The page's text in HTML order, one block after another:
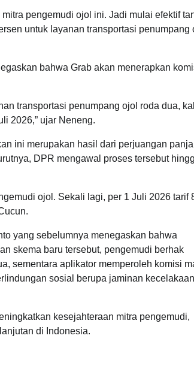
pengemudi ojol ini. Jadi mulai efektif
untuk layanan transportasi penumpang
bahwa Grab akan menerapkan
transportasi penumpang ojol roda dua,
2026,” ujar Neneng.
ini merupakan hasil dari perjuangan
DPR mengawal proses tersebut
ojol. Sekali lagi, per 1 Juli 2026 tarif
yang sebelumnya menegaskan bahwa
skema baru tersebut, pengemudi berhak
sementara aplikator memperoleh komisi
sosial berupa jaminan
kesejahteraan mitra pengemudi,
di Indonesia.